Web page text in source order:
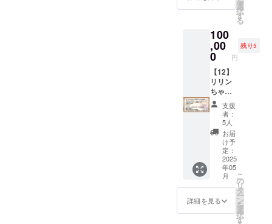
データ
りいた
しま
す。 ・
クラウ
ドファ
ンディ
ング内
容紹介
動画
（再生
時間：4
分45
秒） ・
新キャ
ラ「ア
ンジー
さん」
紹介動
画（再
生時
る様）
■「アン
ん」ア
クリル
キーホ
ルダー
「アン
ジーさ
ん」の
SDイラ
ストが
描かれ
たアク
リル
キーホ
ルダー
です。
当：二
股試験
イラス
大きな
アクリ
ルスタ
ンドで
す。
（イラ
スト担
当：ぱ
るとね
る様）
■「ディ
アちゃ
ん」ア
クリル
キーホ
ルダー
アちゃ
ん」の
す。
（イラ
スト担
るとね
る様）
■「クロ
ワちゃ
ん」
ビッグ
アクリ
ルスタ
ンド
「クロ
ワちゃ
ん」の
立ち絵
イラス
（イラ
スト担
当：菓
色様）
■トート
バッグ
（全面
印刷）
「Lusty
*Kiss
Product
ion」
キャラ
クター5
人のイ
ラスト
が描か
れた全
バー
ん」の
イラス
トが描
かれた
抱き枕
カバー
です。
表裏そ
れぞれ
別のイ
ラスト
となり
ます。
（イラ
スト担
当：
ヤッペ
ン様）
■プレイ
イト
有料プ
ラン
「メン
バーズ
シッ
プ・
ゴール
ド」
に、1か
月無料
で加入
できる
コード
です。
（既存
キャラ
のアカ
ウント
３つ全
先をお
す。
■Ci-en
有料プ
ラン
「メン
バーズ
シッ
プ・
ゴール
ド」1か
月間無
料体験
コード
セット
クリエ
イター
支援サ
イト
「Ci-
「【02
トプラ
ン・ス
タン
ダー
ド」と
同一内
容の
データ
特典で
す。 ※
データ
形式の
リター
ンは、
メール
にてダ
ウン
ロード
先をお
選
択
す
る
100
,00
0 円
残り5
【12】
リリン
ちゃん
とこと
ん応援
プラン
(100,00
0円）
■【デー
タセッ
ト・ス
タン
ダー
ド】
「【02
支援
者：
5人
お届
け予
定：
2025
年05
月
詳細を見る
こ
の
リ
タ
ー
ン
を
選
択
す